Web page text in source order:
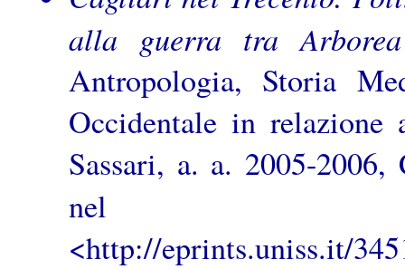
alla guerra tra
Antropologia, Storia
Occidentale in
Sassari, a. a. 2005-
<http://eprints.uniss.it/